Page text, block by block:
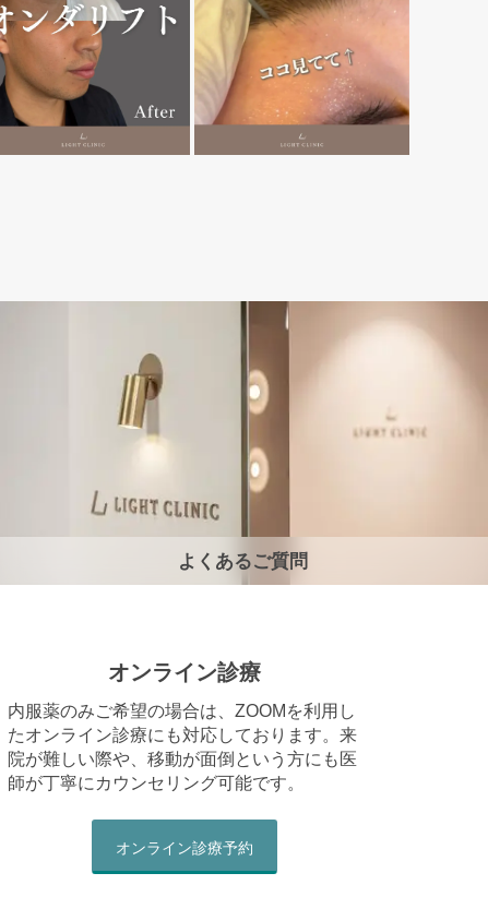
よくあるご質問
オンライン診療
内服薬のみご希望の場合は、ZOOMを利用し
たオンライン診療にも対応しております。来
院が難しい際や、移動が面倒という方にも医
師が丁寧にカウンセリング可能です。
オンライン診療予約